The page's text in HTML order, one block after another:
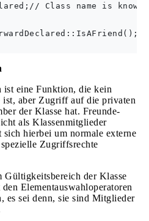
Class name is
eine Funktion, die kein
aber Zugriff auf die privaten
der Klasse hat. Freunde-
als Klassenmitglieder
sich hierbei um normale externe
Zugriffsrechte
Gültigkeitsbereich der Klasse
Elementauswahloperatoren
es sei denn, sie sind Mitglieder